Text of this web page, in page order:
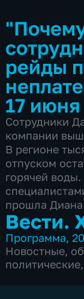
рейды
17
Сотрудники
компании
В регионе
отпуском
горячей
прошла
Вести.
Программа,
Новостные,
политические,